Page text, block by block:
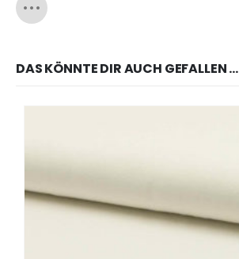
DAS KÖNNTE DIR AUCH GEFALLEN …